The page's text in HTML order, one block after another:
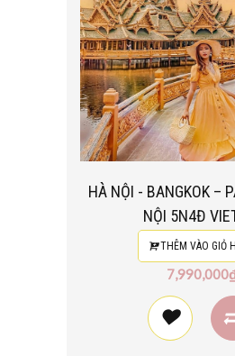
HÀ NỘI - BANGKOK –
NỘI 5N4Đ
THÊM VÀO GIỎ